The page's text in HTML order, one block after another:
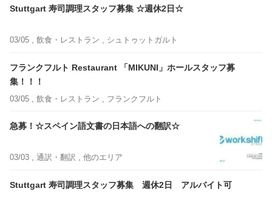
Stuttgart 寿司調理スタッフ募集 ☆週休2日☆
03/05 , 飲食・レストラン , シュトゥットガルト
フランクフルト Restaurant 「MIKUNI」ホールスタッフ募
集！！！
03/05 , 飲食・レストラン , フランクフルト
急募！☆スペイン語文書の日本語への翻訳☆
03/03 , 通訳・翻訳 , 他のエリア
Stuttgart 寿司調理スタッフ募集 週休2日 アルバイト可